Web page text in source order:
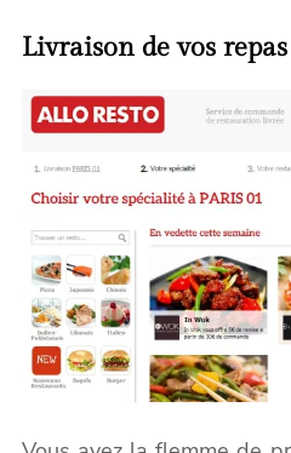
Livraison de vos repas